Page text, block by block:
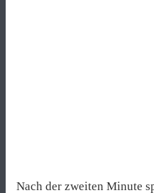
Nach der zweiten Minute